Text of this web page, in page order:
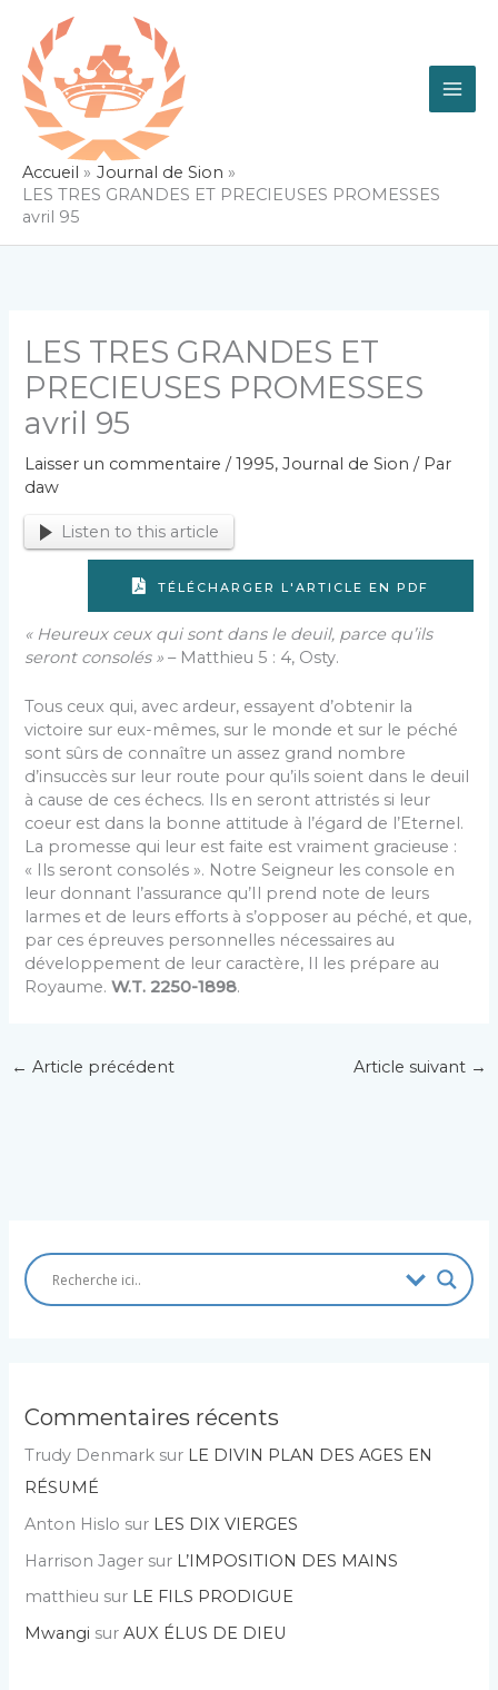
contenu
Accueil
Journal de Sion
LES TRES GRANDES ET PRECIEUSES PROMESSES
avril 95
LES TRES GRANDES ET
PRECIEUSES PROMESSES
avril 95
Laisser un commentaire /1995,Journal de Sion / Par
daw
Listen to this article
TÉLÉCHARGER L'ARTICLE EN PDF
« Heureux ceux qui sont dans le deuil, parce qu’ils
seront consolés »– Matthieu 5 : 4, Osty.
Tous ceux qui, avec ardeur, essayent d’obtenir la
victoire sur eux-mêmes, sur le monde et sur le péché
sont sûrs de connaître un assez grand nombre
d’insuccès sur leur route pour qu’ils soient dans le deuil
à cause de ces échecs. Ils en seront attristés si leur
coeur est dans la bonne attitude à l’égard de l’Eternel.
La promesse qui leur est faite est vraiment gracieuse :
« Ils seront consolés ». Notre Seigneur les console en
leur donnant l’assurance qu’Il prend note de leurs
larmes et de leurs efforts à s’opposer au péché, et que,
par ces épreuves personnelles nécessaires au
développement de leur caractère, Il les prépare au
Royaume.W.T. 2250-1898.
← Article précédent Article suivant →
Commentaires récents
Trudy Denmark sur LE DIVIN PLAN DES AGES EN
RÉSUMÉ
Anton Hislo sur LES DIX VIERGES
Harrison Jager sur L’IMPOSITION DES MAINS
matthieu sur LE FILS PRODIGUE
Mwangi surAUX ÉLUS DE DIEU